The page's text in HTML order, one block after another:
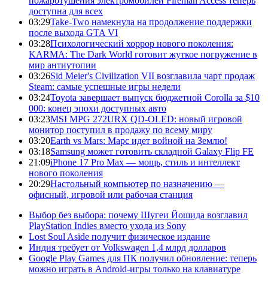
доступна для всех
03:29Take-Two намекнула на продолжение поддержки
после выхода GTA VI
03:28Психологический хоррор нового поколения:
KARMA: The Dark World готовит жуткое погружение в
мир антиутопии
03:26Sid Meier's Civilization VII возглавила чарт продаж
Steam: самые успешные игры недели
03:24Toyota завершает выпуск бюджетной Corolla за $10
000: конец эпохи доступных авто
03:23MSI MPG 272URX QD-OLED: новый игровой
монитор поступил в продажу по всему миру
03:20Earth vs Mars: Марс идет войной на Землю!
03:18Samsung может готовить складной Galaxy Flip FE
21:09iPhone 17 Pro Max — мощь, стиль и интеллект
нового поколения
20:29Настольный компьютер по назначению —
офисный, игровой или рабочая станция
Выбор без выбора: почему Шугеи Йошида возглавил
PlayStation Indies вместо ухода из Sony
Lost Soul Aside получит физическое издание
Индия требует от Volkswagen 1,4 млрд долларов
Google Play Games для ПК получил обновление: теперь
можно играть в Android-игры только на клавиатуре